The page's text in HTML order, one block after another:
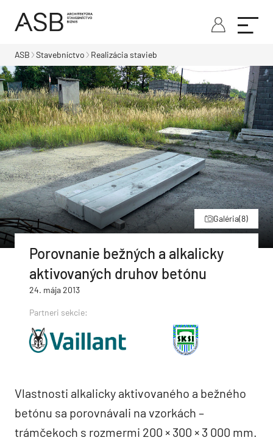
ASB Stavebníctvo Realizácia stavieb
Galéria(8)
Porovnanie bežných a alkalicky
aktivovaných druhov betónu
24. mája 2013
Partneri sekcie:
Vlastnosti alkalicky aktivovaného a bežného
betónu sa porovnávali na vzorkách –
trámčekoch s rozmermi 200 × 300 × 3 000 mm.